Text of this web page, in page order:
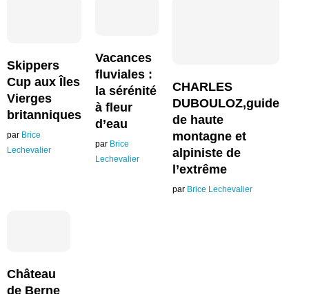
Skippers
Cup aux Îles
Vierges
britanniques
par Brice
Lechevalier
Vacances
fluviales :
la sérénité
à fleur
d’eau
par Brice
Lechevalier
CHARLES
DUBOULOZ,guide
de haute
montagne et
alpiniste de
l’extrême
par Brice Lechevalier
Château
de Berne